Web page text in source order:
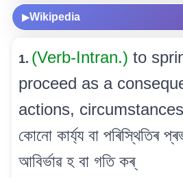
▶Wikipedia
1. (Verb-Intran.) to
proceed as a
actions,
কোনো কাৰ্য্য বা পৰিস্থিতিৰ
আবিৰ্ভাৱ হ বা গতি কৰ্